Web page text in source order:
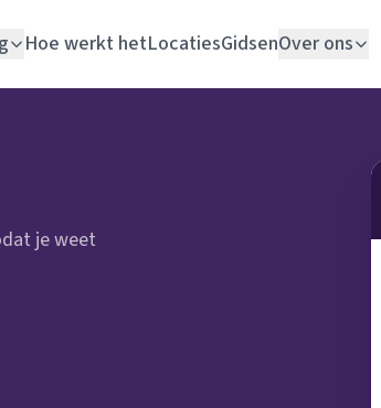
Hoe werkt hetLocatiesGidsenOver ons
je weet